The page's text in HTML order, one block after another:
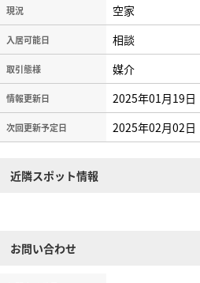
現況 空家
入居可能日 相談
取引態様 媒介
情報更新日 2025年01月19日
次回更新予定日 2025年02月02日
近隣スポット情報
お問い合わせ